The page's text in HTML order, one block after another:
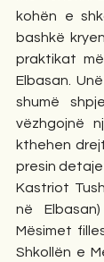
kohën e
bashkë
praktikat
Elbasan.
shumë
vëzhgojnë
kthehen
presin
Kastriot
në
Mësimet
Shkollën e